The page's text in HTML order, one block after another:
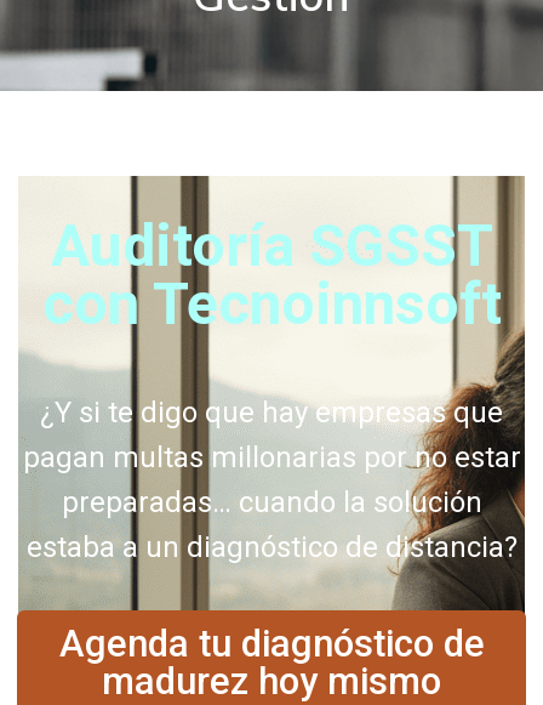
Auditoría SGSST
con Tecnoinnsoft
¿Y si te digo que hay empresas que
pagan multas millonarias por no estar
preparadas… cuando la solución
estaba a un diagnóstico de distancia?
Agenda tu diagnóstico de
madurez hoy mismo